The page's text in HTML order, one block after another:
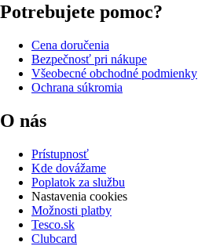
Potrebujete pomoc?
Cena doručenia
Bezpečnosť pri nákupe
Všeobecné obchodné podmienky
Ochrana súkromia
O nás
Prístupnosť
Kde dovážame
Poplatok za službu
Nastavenia cookies
Možnosti platby
Tesco.sk
Clubcard